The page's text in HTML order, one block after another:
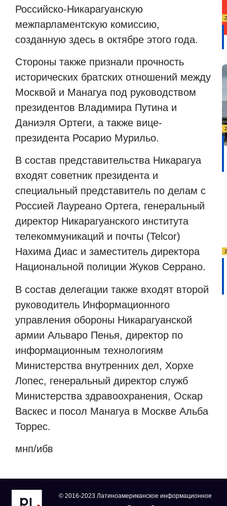
Российско-Никарагуанскую
межпарламентскую комиссию,
созданную здесь в октябре этого года.
Стороны также признали прочность
исторических братских отношений между
Москвой и Манагуа под руководством
президентов Владимира Путина и
Даниэля Ортеги, а также вице-
президента Росарио Мурильо.
В состав представительства Никарагуа
входят советник президента и
специальный представитель по делам с
Россией Лауреано Ортега, генеральный
директор Никарагуанского института
телекоммуникаций и почты (Telcor)
Нахима Диас и заместитель директора
Национальной полиции Жуков Серрано.
В состав делегации также входят второй
руководитель Информационного
управления обороны Никарагуанской
армии Альваро Пенья, директор по
информационным технологиям
Министерства внутренних дел, Хорхе
Лопес, генеральный директор служб
Министерства здравоохранения, Оскар
Васкес и посол Манагуа в Москве Альба
Торрес.
мнп/ибв
© 2016-2023 Латиноамериканское информационное